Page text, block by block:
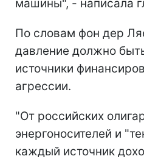
машины", - написала
По словам фон дер
давление должно
источники
агрессии.
"От российских
энергоносителей и
каждый источник